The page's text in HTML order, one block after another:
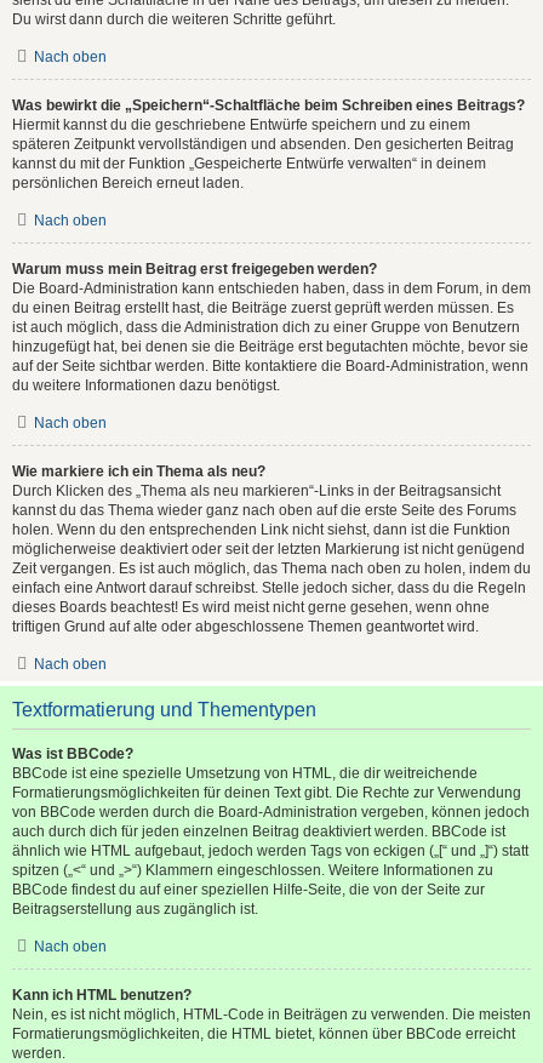
Du wirst dann durch die weiteren Schritte geführt.
Nach oben
Was bewirkt die „Speichern“-Schaltfläche beim Schreiben eines Beitrags?
Hiermit kannst du die geschriebene Entwürfe speichern und zu einem
späteren Zeitpunkt vervollständigen und absenden. Den gesicherten Beitrag
kannst du mit der Funktion „Gespeicherte Entwürfe verwalten“ in deinem
persönlichen Bereich erneut laden.
Nach oben
Warum muss mein Beitrag erst freigegeben werden?
Die Board-Administration kann entschieden haben, dass in dem Forum, in dem
du einen Beitrag erstellt hast, die Beiträge zuerst geprüft werden müssen. Es
ist auch möglich, dass die Administration dich zu einer Gruppe von Benutzern
hinzugefügt hat, bei denen sie die Beiträge erst begutachten möchte, bevor sie
auf der Seite sichtbar werden. Bitte kontaktiere die Board-Administration, wenn
du weitere Informationen dazu benötigst.
Nach oben
Wie markiere ich ein Thema als neu?
Durch Klicken des „Thema als neu markieren“-Links in der Beitragsansicht
kannst du das Thema wieder ganz nach oben auf die erste Seite des Forums
holen. Wenn du den entsprechenden Link nicht siehst, dann ist die Funktion
möglicherweise deaktiviert oder seit der letzten Markierung ist nicht genügend
Zeit vergangen. Es ist auch möglich, das Thema nach oben zu holen, indem du
einfach eine Antwort darauf schreibst. Stelle jedoch sicher, dass du die Regeln
dieses Boards beachtest! Es wird meist nicht gerne gesehen, wenn ohne
triftigen Grund auf alte oder abgeschlossene Themen geantwortet wird.
Nach oben
Textformatierung und Thementypen
Was ist BBCode?
BBCode ist eine spezielle Umsetzung von HTML, die dir weitreichende
Formatierungsmöglichkeiten für deinen Text gibt. Die Rechte zur Verwendung
von BBCode werden durch die Board-Administration vergeben, können jedoch
auch durch dich für jeden einzelnen Beitrag deaktiviert werden. BBCode ist
ähnlich wie HTML aufgebaut, jedoch werden Tags von eckigen („[“ und „]“) statt
spitzen („<“ und „>“) Klammern eingeschlossen. Weitere Informationen zu
BBCode findest du auf einer speziellen Hilfe-Seite, die von der Seite zur
Beitragserstellung aus zugänglich ist.
Nach oben
Kann ich HTML benutzen?
Nein, es ist nicht möglich, HTML-Code in Beiträgen zu verwenden. Die meisten
Formatierungsmöglichkeiten, die HTML bietet, können über BBCode erreicht
werden.